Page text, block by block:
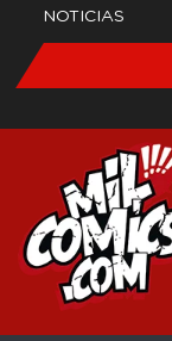
NOTICIAS